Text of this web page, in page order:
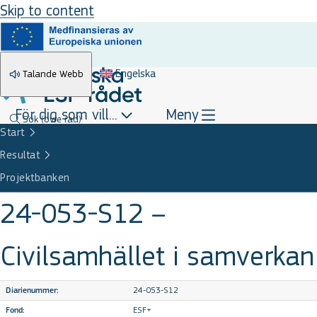
Skip to content
Talande Webb Engelska
Sök(övre rad)
För dig som vill... Meny
Start
Resultat
Projektbanken
24-053-S12 –
Civilsamhället i samverkan
Diarienummer: 24-053-S12
Fond: ESF+